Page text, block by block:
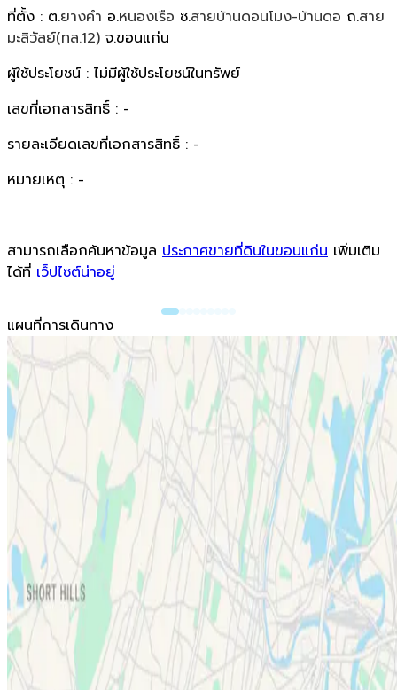
ที่ตั้ง : ต.ยางคำ อ.หนองเรือ ซ.สายบ้านดอนโมง-บ้านดอ ถ.สาย
มะลิวัลย์(ทล.12) จ.ขอนแก่น
ผู้ใช้ประโยชน์ : ไม่มีผู้ใช้ประโยชน์ในทรัพย์
เลขที่เอกสารสิทธิ์ : -
รายละเอียดเลขที่เอกสารสิทธิ์ : -
หมายเหตุ : -
สามารถเลือกค้นหาข้อมูล ประกาศขายที่ดินในขอนแก่น เพิ่มเติม
ได้ที่ เว็ปไซต์น่าอยู่
แผนที่การเดินทาง